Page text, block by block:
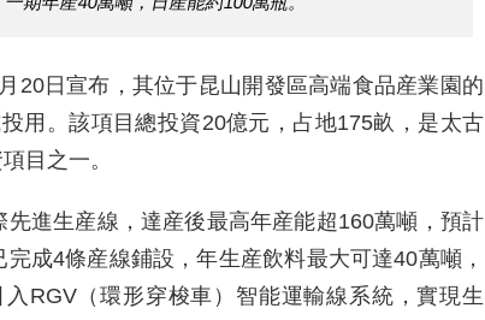
20日宣布，其位于昆山開發區高端食品産業園的
用。該項目總投資20億元，占地175畝，是太古
目之一。
進生産線，達産後最高年産能超160萬噸，預計
成4條産線鋪設，年生産飲料最大可達40萬噸，
RGV（環形穿梭車）智能運輸線系統，實現生